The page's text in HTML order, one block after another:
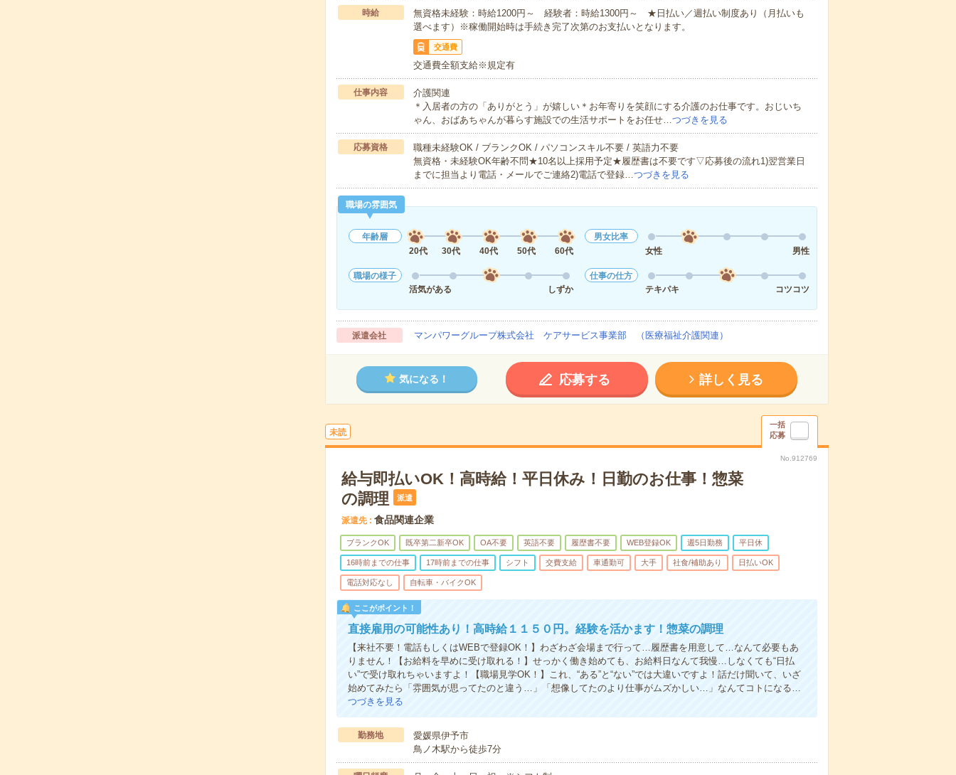
時給
無資格未経験：時給1200円～ 経験者：時給1300円～ ★日払い／週払い制度あり（月払いも
選べます）※稼働開始時は手続き完了次第のお支払いとなります。
交通費
交通費全額支給※規定有
仕事内容
介護関連
＊入居者の方の「ありがとう」が嬉しい＊お年寄りを笑顔にする介護のお仕事です。おじいち
ゃん、おばあちゃんが暮らす施設での生活サポートをお任せ…つづきを見る
応募資格
職種未経験OK / ブランクOK / パソコンスキル不要 / 英語力不要
無資格・未経験OK年齢不問★10名以上採用予定★履歴書は不要です▽応募後の流れ1)翌営業日
までに担当より電話・メールでご連絡2)電話で登録…つづきを見る
職場の雰囲気
年齢層
20代
30代 40代 50代 60代
男女比率
女性
男性
職場の様子
活気がある
しずか
仕事の仕方
テキパキ
コツコツ
派遣会社 マンパワーグループ株式会社 ケアサービス事業部 （医療福祉介護関連）
気になる！ 応募する 詳しく見る
未読
一括
応募
No.912769
給与即払いOK！高時給！平日休み！日勤のお仕事！惣菜
の調理
派遣
派遣先 食品関連企業
ブランクOK 既卒第二新卒OK OA不要 英語不要 履歴書不要 WEB登録OK 週5日勤務 平日休
16時前までの仕事 17時前までの仕事 シフト 交費支給 車通勤可 大手 社食/補助あり 日払いOK
電話対応なし 自転車・バイクOK
ここがポイント！
直接雇用の可能性あり！高時給１１５０円。経験を活かます！惣菜の調理
【来社不要！電話もしくはWEBで登録OK！】わざわざ会場まで行って…履歴書を用意して…なんて必要もあ
りません！【お給料を早めに受け取れる！】せっかく働き始めても、お給料日なんて我慢…しなくても“日払
い”で受け取れちゃいますよ！【職場見学OK！】これ、“ある”と“ない”では大違いですよ！話だけ聞いて、いざ
始めてみたら「雰囲気が思ってたのと違う…」「想像してたのより仕事がムズかしい…」なんてコトになる…
つづきを見る
勤務地
愛媛県伊予市
鳥ノ木駅から徒歩7分